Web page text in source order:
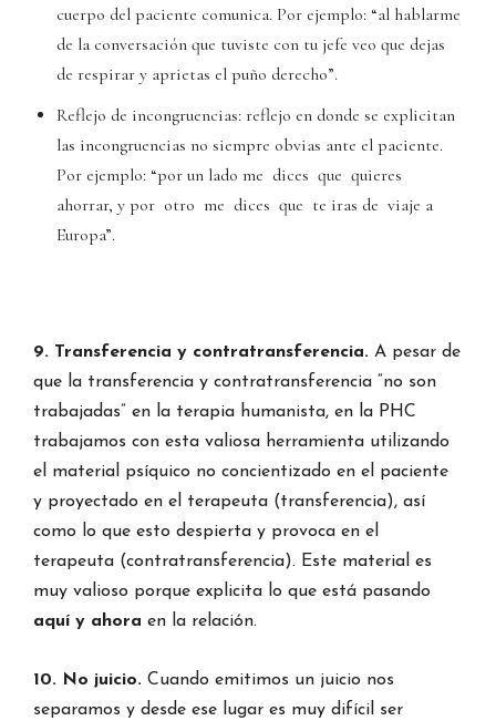
cuerpo del paciente comunica. Por ejemplo: “al hablarme
de la conversación que tuviste con tu jefe veo que dejas
de respirar y aprietas el puño derecho”.
Reflejo de incongruencias: reflejo en donde se explicitan
las incongruencias no siempre obvias ante el paciente.
Por ejemplo: “por un lado me dices que quieres
ahorrar, y por otro me dices que te iras de viaje a
Europa”.
9. Transferencia y contratransferencia.A pesar de
que la transferencia y contratransferencia “no son
trabajadas” en la terapia humanista, en la PHC
trabajamos con esta valiosa herramienta utilizando
el material psíquico no concientizado en el paciente
y proyectado en el terapeuta (transferencia), así
como lo que esto despierta y provoca en el
terapeuta (contratransferencia). Este material es
muy valioso porque explicita lo que está pasando
aquí y ahoraen la relación.
10. No juicio. Cuando emitimos un juicio nos
separamos y desde ese lugar es muy difícil ser